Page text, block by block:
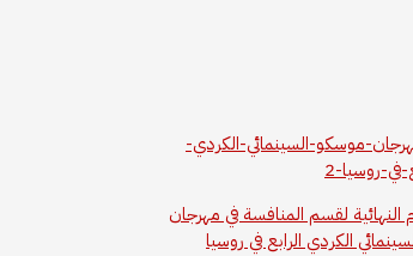
النهائية لقسم المنافسة في مهرجان
الكردي الرابع في روسيا